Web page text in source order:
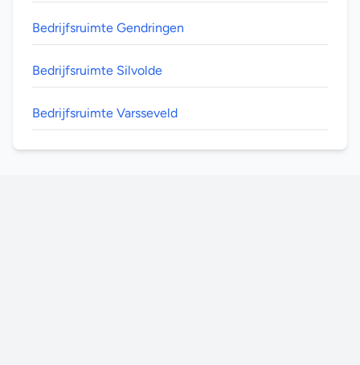
Bedrijfsruimte Gendringen
Bedrijfsruimte Silvolde
Bedrijfsruimte Varsseveld